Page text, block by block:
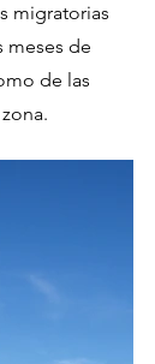
migratorias
meses de
de las